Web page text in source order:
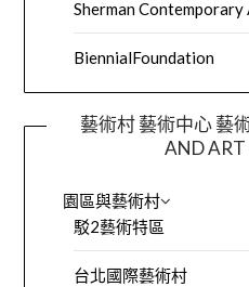
Sherman
BiennialFoundation
藝術村 藝術中心 藝
AND ART
園區與藝術村
駁2藝術特區
台北國際藝術村